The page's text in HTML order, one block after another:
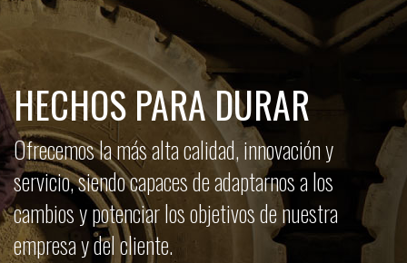
HECHOS PARA DURAR
Ofrecemos la más alta calidad, innovación y
servicio, siendo capaces de adaptarnos a los
cambios y potenciar los objetivos de nuestra
empresa y del cliente.